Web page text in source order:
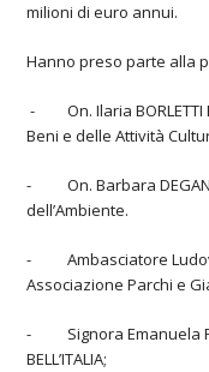
milioni di euro annui.
Hanno preso parte alla
- On. Ilaria BORLETTI
Beni e delle Attività
- On. Barbara
dell’Ambiente.
- Ambasciatore
Associazione Parchi e
- Signora Emanuela
BELL’ITALIA;